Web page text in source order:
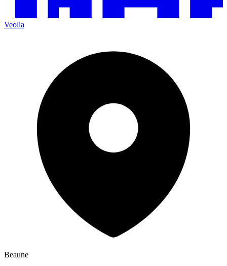
Veolia
Beaune